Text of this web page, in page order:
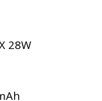
28W